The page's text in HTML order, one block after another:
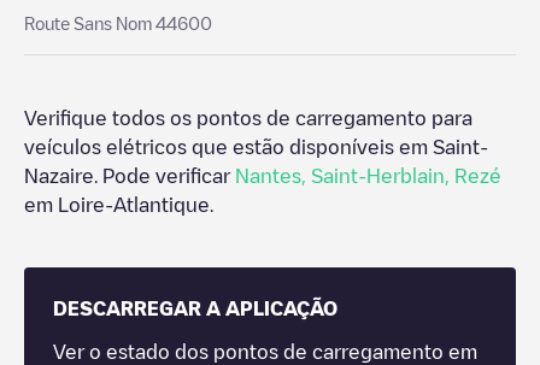
Route Sans Nom 44600
Verifique todos os pontos de carregamento para
veículos elétricos que estão disponíveis em Saint-
Nazaire . Pode verificar Nantes Saint-Herblain
Rezé
em
Loire-Atlantique
DESCARREGAR A APLICAÇÃO
Ver o estado dos pontos de carregamento em